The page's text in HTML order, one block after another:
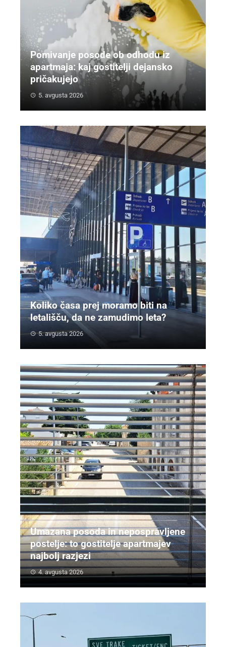
Pomivanje posode ob odhodu iz
apartmaja: kaj gostitelji dejansko
pričakujejo
5. avgusta 2026
Koliko časa prej moramo biti na
letališču, da ne zamudimo leta?
5. avgusta 2026
Umazana posoda in nepospravljene
postelje: to gostitelje apartmajev
najbolj razjezi
4. avgusta 2026